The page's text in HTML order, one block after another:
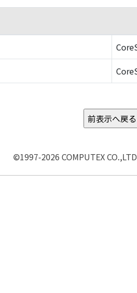
©1997-2026 COMPUTEX